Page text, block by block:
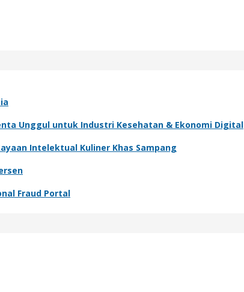
Unggul untuk Industri Kesehatan & Ekonomi Digital
Intelektual Kuliner Khas Sampang
Fraud Portal